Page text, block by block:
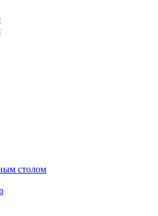
столом